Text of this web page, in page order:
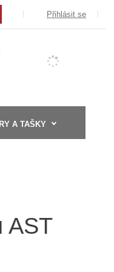
Přihlásit se
A TAŠKY
AST